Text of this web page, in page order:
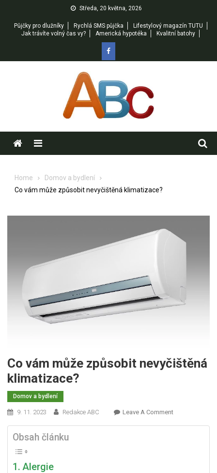
content
Středa, 20 května, 2026
Půjčky pro dlužníky Rychlá SMS půjčka
Lifestylový magazín TUTU
Jak trávíte volný čas vy?
Americká hypotéka Kvalitní batohy
Menu
Home
Domov a bydlení
Co vám může způsobit nevyčištěná klimatizace?
Co vám může způsobit nevyčištěná
klimatizace?
Domov a bydlení
9. 11. 2023 Redakce ABC Leave A CommentOn
Obsah článku
Alergie